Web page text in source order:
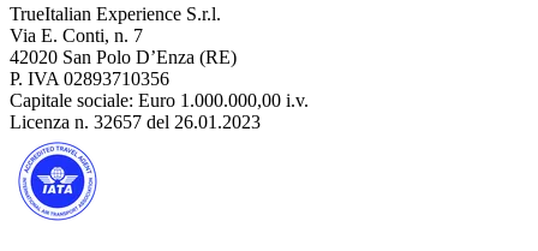
TrueItalian Experience S.r.l.
Via E. Conti, n. 7
42020 San Polo D’Enza (RE)
P. IVA 02893710356
Capitale sociale: Euro 1.000.000,00 i.v.
Licenza n. 32657 del 26.01.2023